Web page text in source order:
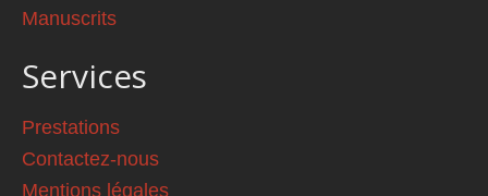
Manuscrits
Services
Prestations
Contactez-nous
Mentions légales